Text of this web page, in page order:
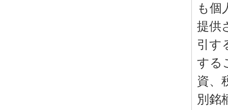
も個
提供
引す
する
資、
別銘